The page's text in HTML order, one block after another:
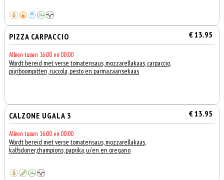
PIZZA CARPACCIO € 13.95
Alleen tussen 16:00 en 00:00
Wordt bereid met verse tomatensaus, mozzarellakaas, carpaccio,
pijnboompitten, ruccola, pesto en parmazaansekaas
CALZONE UGALA 3 € 13.95
Alleen tussen 16:00 en 00:00
Wordt bereid met verse tomatensaus, mozzarellakaas,
kalfsdoner,champions, paprika, ui'en en oregano